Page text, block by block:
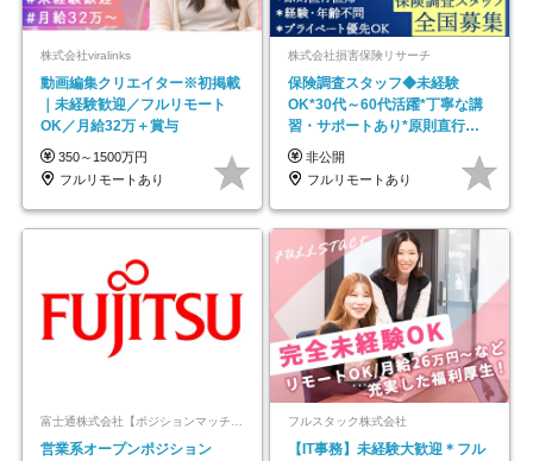
株式会社viralinks
動画編集クリエイター※初掲載
｜未経験歓迎／フルリモート
OK／月給32万＋賞与
350～1500万円
フルリモートあり
株式会社損害保険リサーチ
保険調査スタッフ◆未経験
OK*30代～60代活躍*丁寧な講
習・サポートあり*原則直行直
帰／全国募集・業務委託
非公開
フルリモートあり
富士通株式会社【ポジションマッチ登録】
営業系オープンポジション
フルスタック株式会社
【IT事務】未経験大歓迎＊フル